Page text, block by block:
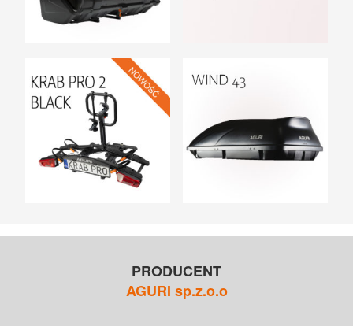
PRODUCENT
AGURI sp.z.o.o